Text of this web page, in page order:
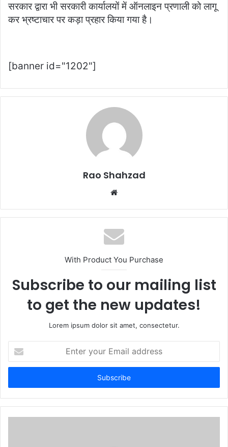
सरकार द्वारा भी सरकारी कार्यालयों में ऑनलाइन प्रणाली को लागू
कर भ्रष्टाचार पर कड़ा प्रहार किया गया है।
[banner id="1202"]
Rao Shahzad
Website
With Product You Purchase
Subscribe to our mailing list
to get the new updates!
Lorem ipsum dolor sit amet, consectetur.
your
Email